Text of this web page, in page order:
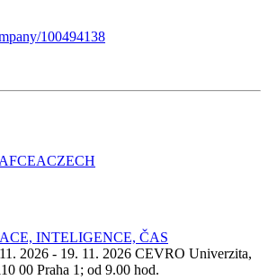
100494138
INTELIGENCE, ČAS
2026 - 19. 11. 2026 CEVRO Univerzita,
00 Praha 1; od 9.00 hod.